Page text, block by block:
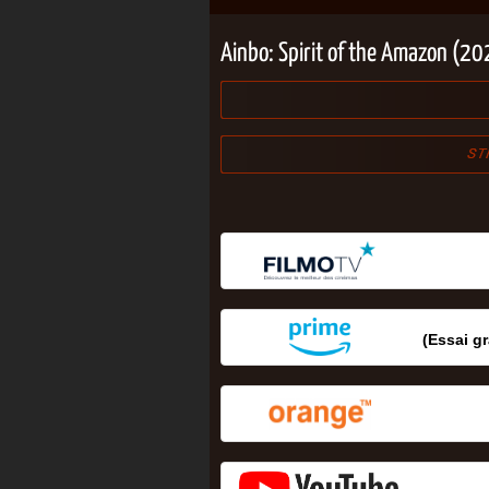
Ainbo: Spirit of the Amazon
(Essai